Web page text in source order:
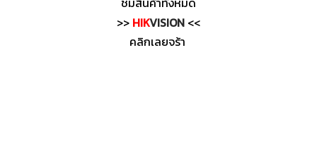
>> HIKVISION <<
คลิกเลยจร้า